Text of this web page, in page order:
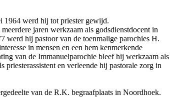
1964 werd hij tot priester gewijd.
jaren werkzaam als godsdienstdocent in
werd hij pastoor van de toenmalige parochies H.
in mensen en een hem kenmerkende
van de Immanuelparochie bleef hij werkzaam als
en verleende hij pastorale zorg in
van de R.K. begraafplaats in Noordhoek.